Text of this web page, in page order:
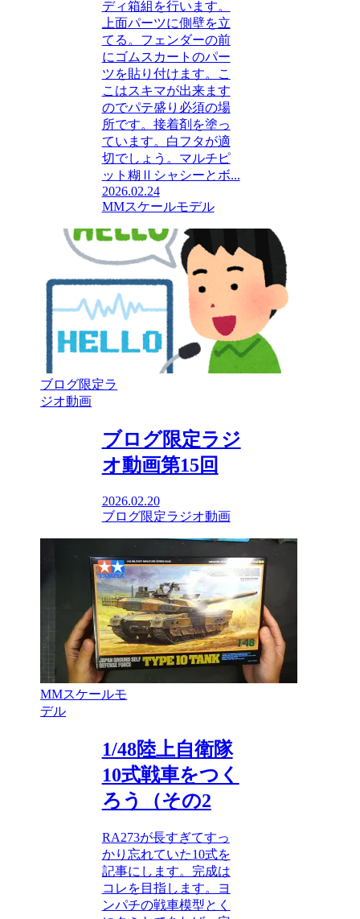
ディ箱組を行います。
上面パーツに側壁を立
てる。フェンダーの前
にゴムスカートのパー
ツを貼り付けます。こ
こはスキマが出来ます
のでパテ盛り必須の場
所です。接着剤を塗っ
ています。白フタが適
切でしょう。マルチピ
ット糊Ⅱシャシーとボ...
2026.02.24
MMスケールモデル
ブログ限定ラ
ジオ動画
ブログ限定ラジ
オ動画第15回
2026.02.20
ブログ限定ラジオ動画
MMスケールモ
デル
1/48陸上自衛隊
10式戦車をつく
ろう（その2
RA273が長すぎてすっ
かり忘れていた10式を
記事にします。完成は
コレを目指します。ヨ
ンパチの戦車模型とく